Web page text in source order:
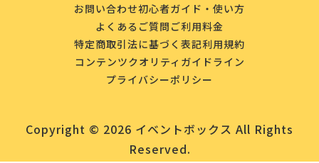
お問い合わせ初心者ガイド・使い方
よくあるご質問 ご利用料金
特定商取引法に基づく表記利用規約
コンテンツクオリティガイドライン
プライバシーポリシー
Copyright © 2026 イベントボックス All Rights
Reserved.